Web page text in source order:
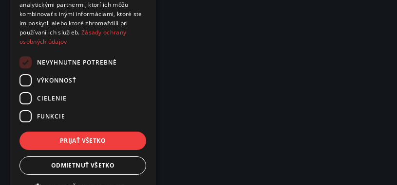
analytickými partnermi, ktorí ich môžu
kombinovať s inými informáciami, ktoré ste
im poskytli alebo ktoré zhromaždili pri
používaní ich služieb. Zásady ochrany
osobných údajov
NEVYHNUTNE POTREBNÉ
VÝKONNOSŤ
CIELENIE
FUNKCIE
PRIJAŤ VŠETKO
ODMIETNUŤ VŠETKO